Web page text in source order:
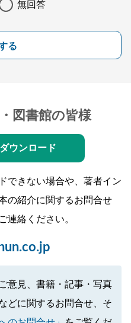
無回答
る
図書館の皆様
ウンロード
できない場合や、著者イン
の紹介に関するお問合せ
連絡ください。
意見、書籍・記事・写真
どに関するお問合せ、そ